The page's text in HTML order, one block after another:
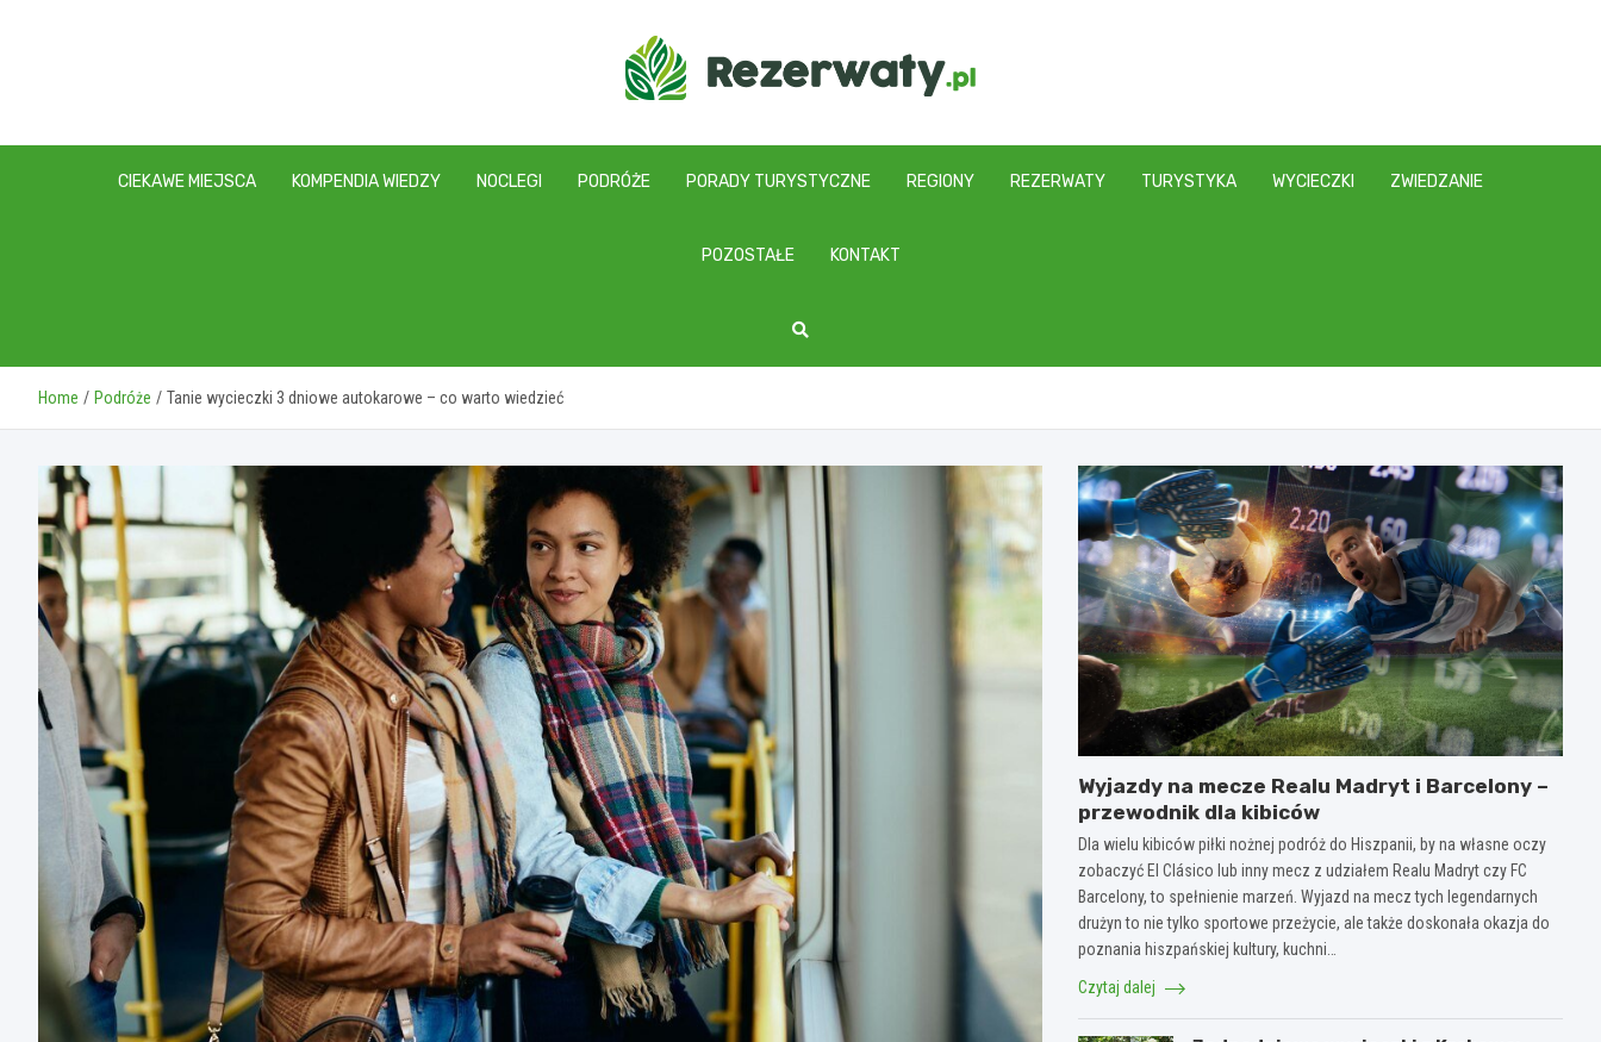
CIEKAWE MIEJSCA KOMPENDIA WIEDZY NOCLEGI PODRÓŻE PORADY TURYSTYCZNE REGIONY REZERWATY TURYSTYKA WYCIECZKI ZWIEDZANIE
POZOSTAŁE KONTAKT
Home Podróże Tanie wycieczki 3 dniowe autokarowe – co warto wiedzieć
Wyjazdy na mecze Realu Madryt i Barcelony –
przewodnik dla kibiców
Dla wielu kibiców piłki nożnej podróż do Hiszpanii, by na własne oczy
zobaczyć El Clásico lub inny mecz z udziałem Realu Madryt czy FC
Barcelony, to spełnienie marzeń. Wyjazd na mecz tych legendarnych
drużyn to nie tylko sportowe przeżycie, ale także doskonała okazja do
poznania hiszpańskiej kultury, kuchni…
Czytaj dalej